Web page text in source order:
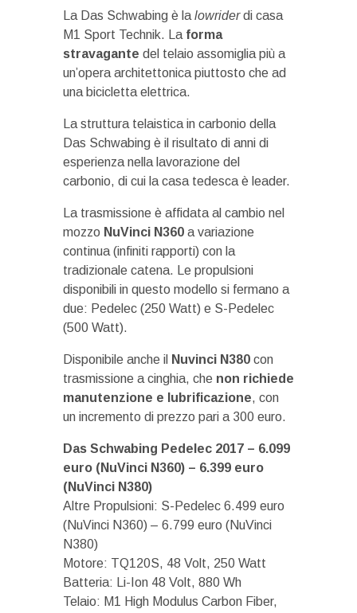
La Das Schwabing è la lowriderdi casa
M1 Sport Technik. La forma
stravagante del telaio assomiglia più a
un’opera architettonica piuttosto che ad
una bicicletta elettrica.
La struttura telaistica in carbonio della
Das Schwabing è il risultato di anni di
esperienza nella lavorazione del
carbonio, di cui la casa tedesca è leader.
La trasmissione è affidata al cambio nel
mozzo NuVinci N360 a variazione
continua (infiniti rapporti) con la
tradizionale catena. Le propulsioni
disponibili in questo modello si fermano a
due: Pedelec (250 Watt) e S-Pedelec
(500 Watt).
Disponibile anche il Nuvinci N380 con
trasmissione a cinghia, che non richiede
manutenzione e lubrificazione, con
un incremento di prezzo pari a 300 euro.
Das Schwabing Pedelec 2017 – 6.099
euro (NuVinci N360) – 6.399 euro
(NuVinci N380)
Altre Propulsioni: S-Pedelec 6.499 euro
(NuVinci N360) – 6.799 euro (NuVinci
N380)
Motore: TQ120S, 48 Volt, 250 Watt
Batteria: Li-Ion 48 Volt, 880 Wh
Telaio: M1 High Modulus Carbon Fiber,